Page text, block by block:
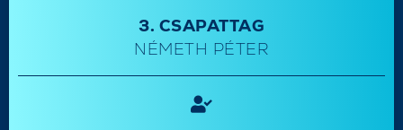
3. CSAPATTAG
NÉMETH PÉTER